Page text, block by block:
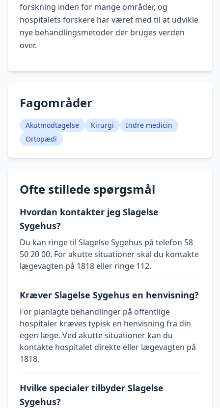
forskning inden for mange områder, og
hospitalets forskere har været med til at udvikle
nye behandlingsmetoder der bruges verden
over.
Fagområder
Akutmodtagelse Kirurgi
Indre medicin
Ortopædi
Ofte stillede spørgsmål
Hvordan kontakter jeg Slagelse
Sygehus?
Du kan ringe til Slagelse Sygehus på telefon 58
50 20 00. For akutte situationer skal du kontakte
lægevagten på 1818 eller ringe 112.
Kræver Slagelse Sygehus en henvisning?
For planlagte behandlinger på offentlige
hospitaler kræves typisk en henvisning fra din
egen læge. Ved akutte situationer kan du
kontakte hospitalet direkte eller lægevagten på
1818.
Hvilke specialer tilbyder Slagelse
Sygehus?